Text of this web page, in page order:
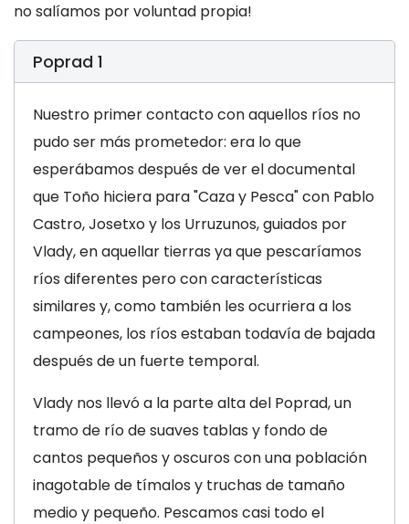
no salíamos por voluntad propia!
Poprad 1
Nuestro primer contacto con aquellos ríos no
pudo ser más prometedor: era lo que
esperábamos después de ver el documental
que Toño hiciera para "Caza y Pesca" con Pablo
Castro, Josetxo y los Urruzunos, guiados por
Vlady, en aquellar tierras ya que pescaríamos
ríos diferentes pero con características
similares y, como también les ocurriera a los
campeones, los ríos estaban todavía de bajada
después de un fuerte temporal.
Vlady nos llevó a la parte alta del Poprad, un
tramo de río de suaves tablas y fondo de
cantos pequeños y oscuros con una población
inagotable de tímalos y truchas de tamaño
medio y pequeño. Pescamos casi todo el